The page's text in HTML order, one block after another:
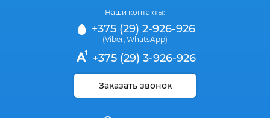
Наши контакты:
+375 (29) 2-926-926
(Viber WhatsApp)
+375 (29) 3-926-926
Заказать звонок